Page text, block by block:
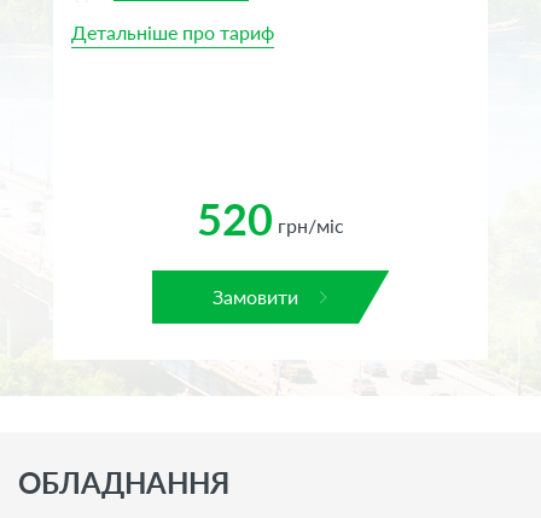
Детальніше про тариф
520 грн/міс
Замовити
ОБЛАДНАННЯ